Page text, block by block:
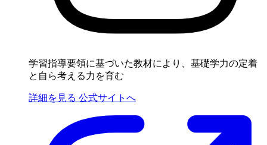
学習指導要領に基づいた教材により、基礎学力の定着
と自ら考える力を育む
詳細を見る 公式サイトへ